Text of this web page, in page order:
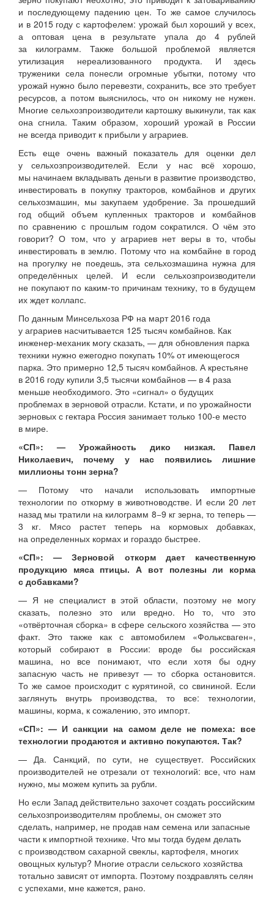
и последующему падению цен. То же самое случилось
и в 2015 году с картофелем: урожай был хороший у всех,
а оптовая цена в результате упала до 4 рублей
за килограмм. Также большой проблемой является
утилизация нереализованного продукта. И здесь
труженики села понесли огромные убытки, потому что
урожай нужно было перевезти, сохранить, все это требует
ресурсов, а потом выяснилось, что он никому не нужен.
Многие сельхозпроизводители картошку выкинули, так как
она сгнила. Таким образом, хороший урожай в России
не всегда приводит к прибыли у аграриев.
Есть еще очень важный показатель для оценки дел
у сельхозпроизводителей. Если у нас всё хорошо,
мы начинаем вкладывать деньги в развитие производство,
инвестировать в покупку тракторов, комбайнов и других
сельхозмашин, мы закупаем удобрение. За прошедший
год общий объем купленных тракторов и комбайнов
по сравнению с прошлым годом сократился. О чём это
говорит? О том, что у аграриев нет веры в то, чтобы
инвестировать в землю. Потому что на комбайне в город
на прогулку не поедешь, эта сельхозмашина нужна для
определённых целей. И если сельхозпроизводители
не покупают по каким-то причинам технику, то в будущем
их ждет коллапс.
По данным Минсельхоза РФ на март 2016 года
у аграриев насчитывается 125 тысяч комбайнов. Как
инженер-механик могу сказать, — для обновления парка
техники нужно ежегодно покупать 10% от имеющегося
парка. Это примерно 12,5 тысяч комбайнов. А крестьяне
в 2016 году купили 3,5 тысячи комбайнов — в 4 раза
меньше необходимого. Это «сигнал» о будущих
проблемах в зерновой отрасли. Кстати, и по урожайности
зерновых с гектара Россия занимает только 100-е место
в мире.
«СП»: — Урожайность дико низкая. Павел
Николаевич, почему у нас появились лишние
миллионы тонн зерна?
— Потому что начали использовать импортные
технологии по откорму в животноводстве. И если 20 лет
назад мы тратили на килограмм 8−9 кг зерна, то теперь —
3 кг. Мясо растет теперь на кормовых добавках,
на определенных кормах и гораздо быстрее.
«СП»: — Зерновой откорм дает качественную
продукцию мяса птицы. А вот полезны ли корма
с добавками?
— Я не специалист в этой области, поэтому не могу
сказать, полезно это или вредно. Но то, что это
«отвёрточная сборка» в сфере сельского хозяйства — это
факт. Это также как с автомобилем «Фольксваген»,
который собирают в России: вроде бы российская
машина, но все понимают, что если хотя бы одну
запасную часть не привезут — то сборка остановится.
То же самое происходит с курятиной, со свининой. Если
заглянуть внутрь производства, то все: технологии,
машины, корма, к сожалению, это импорт.
«СП»: — И санкции на самом деле не помеха: все
технологии продаются и активно покупаются. Так?
— Да. Санкций, по сути, не существует. Российских
производителей не отрезали от технологий: все, что нам
нужно, мы можем купить за рубли.
Но если Запад действительно захочет создать российским
сельхозпроизводителям проблемы, он сможет это
сделать, например, не продав нам семена или запасные
части к импортной технике. Что мы тогда будем делать
с производством сахарной свеклы, картофеля, многих
овощных культур? Многие отрасли сельского хозяйства
тотально зависят от импорта. Поэтому поздравлять селян
с успехами, мне кажется, рано.